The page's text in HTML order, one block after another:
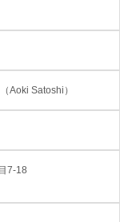
Aoki Satoshi）
7-18